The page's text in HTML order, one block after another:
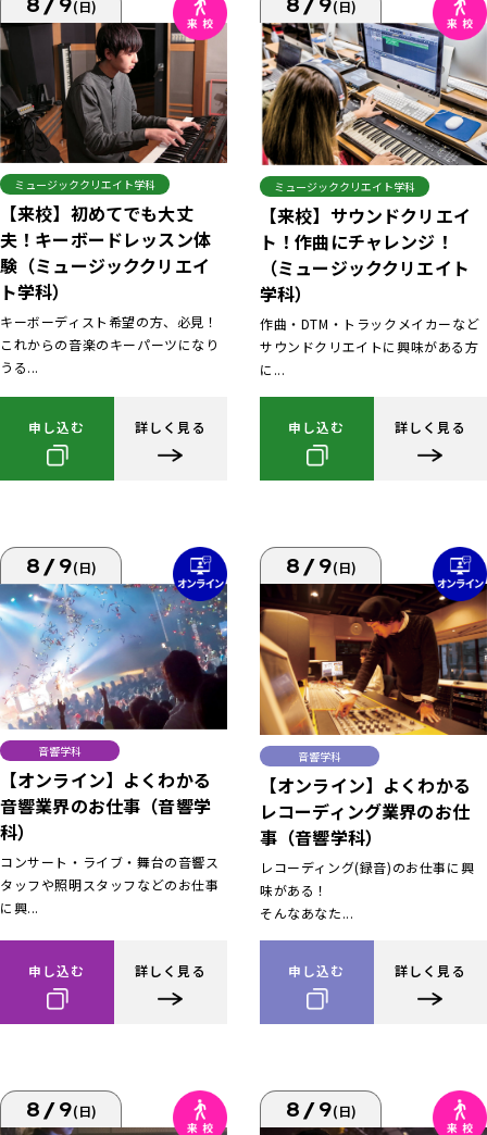
(日)
ミュージッククリエイト学科
【来校】初めてでも大丈
夫！キーボードレッスン体
験（ミュージッククリエイ
ト学科）
キーボーディスト希望の方、必見！
これからの音楽のキーパーツになり
うる...
申し込む 詳しく見る
(日)
ミュージッククリエイト学科
【来校】サウンドクリエイ
ト！作曲にチャレンジ！
（ミュージッククリエイト
学科）
作曲・DTM・トラックメイカーなど
サウンドクリエイトに興味がある方
に...
申し込む 詳しく見る
8/9(日)
音響学科
【オンライン】よくわかる
音響業界のお仕事（音響学
科）
コンサート・ライブ・舞台の音響ス
タッフや照明スタッフなどのお仕事
に興...
申し込む 詳しく見る
8/9(日)
音響学科
【オンライン】よくわかる
レコーディング業界のお仕
事（音響学科）
レコーディング(録音)のお仕事に興
味がある！
そんなあなた...
申し込む 詳しく見る
8/9(日) 8/9(日)